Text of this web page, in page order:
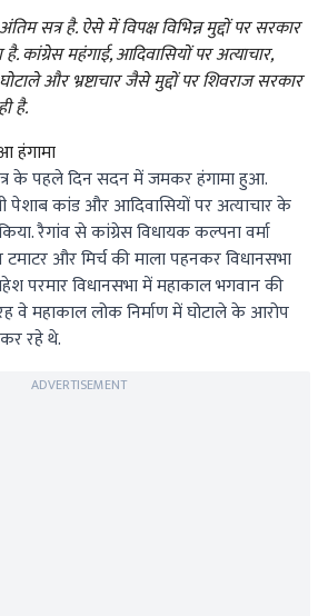
सत्र है. ऐसे में विपक्ष विभिन्न मुद्दों पर सरकार
कांग्रेस महंगाई, आदिवासियों पर अत्याचार,
और भ्रष्टाचार जैसे मुद्दों पर शिवराज सरकार
है.
हंगामा
के पहले दिन सदन में जमकर हंगामा हुआ.
पेशाब कांड और आदिवासियों पर अत्याचार के
रैगांव से कांग्रेस विधायक कल्पना वर्मा
और मिर्च की माला पहनकर विधानसभा
परमार विधानसभा में महाकाल भगवान की
वे महाकाल लोक निर्माण में घोटाले के आरोप
रहे थे.
ADVERTISEMENT